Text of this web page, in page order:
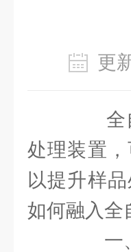
更
全自
处理装置
以提升样
如何融入全
一、